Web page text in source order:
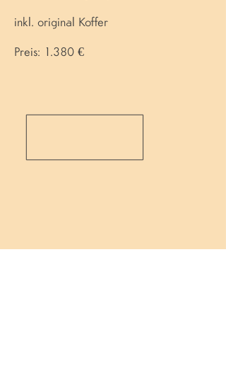
inkl. original Koffer
Preis: 1.380 €